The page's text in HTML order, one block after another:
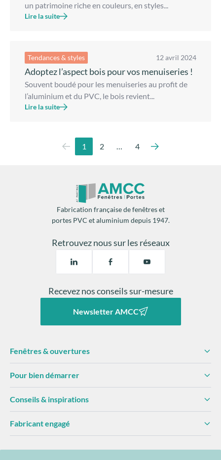
un patrimoine riche en couleurs, en styles...
Lire la suite
Tendances & styles 12 avril 2024
Adoptez l’aspect bois pour vos menuiseries !
Souvent boudé pour les menuiseries au profit de
l’aluminium et du PVC, le bois revient...
Lire la suite
1 2 … 4
Fabrication française de fenêtres et
portes PVC et aluminium depuis 1947.
Retrouvez nous sur les réseaux
Recevez nos conseils sur-mesure
Newsletter AMCC
Fenêtres & ouvertures
Pour bien démarrer
Conseils & inspirations
Fabricant engagé